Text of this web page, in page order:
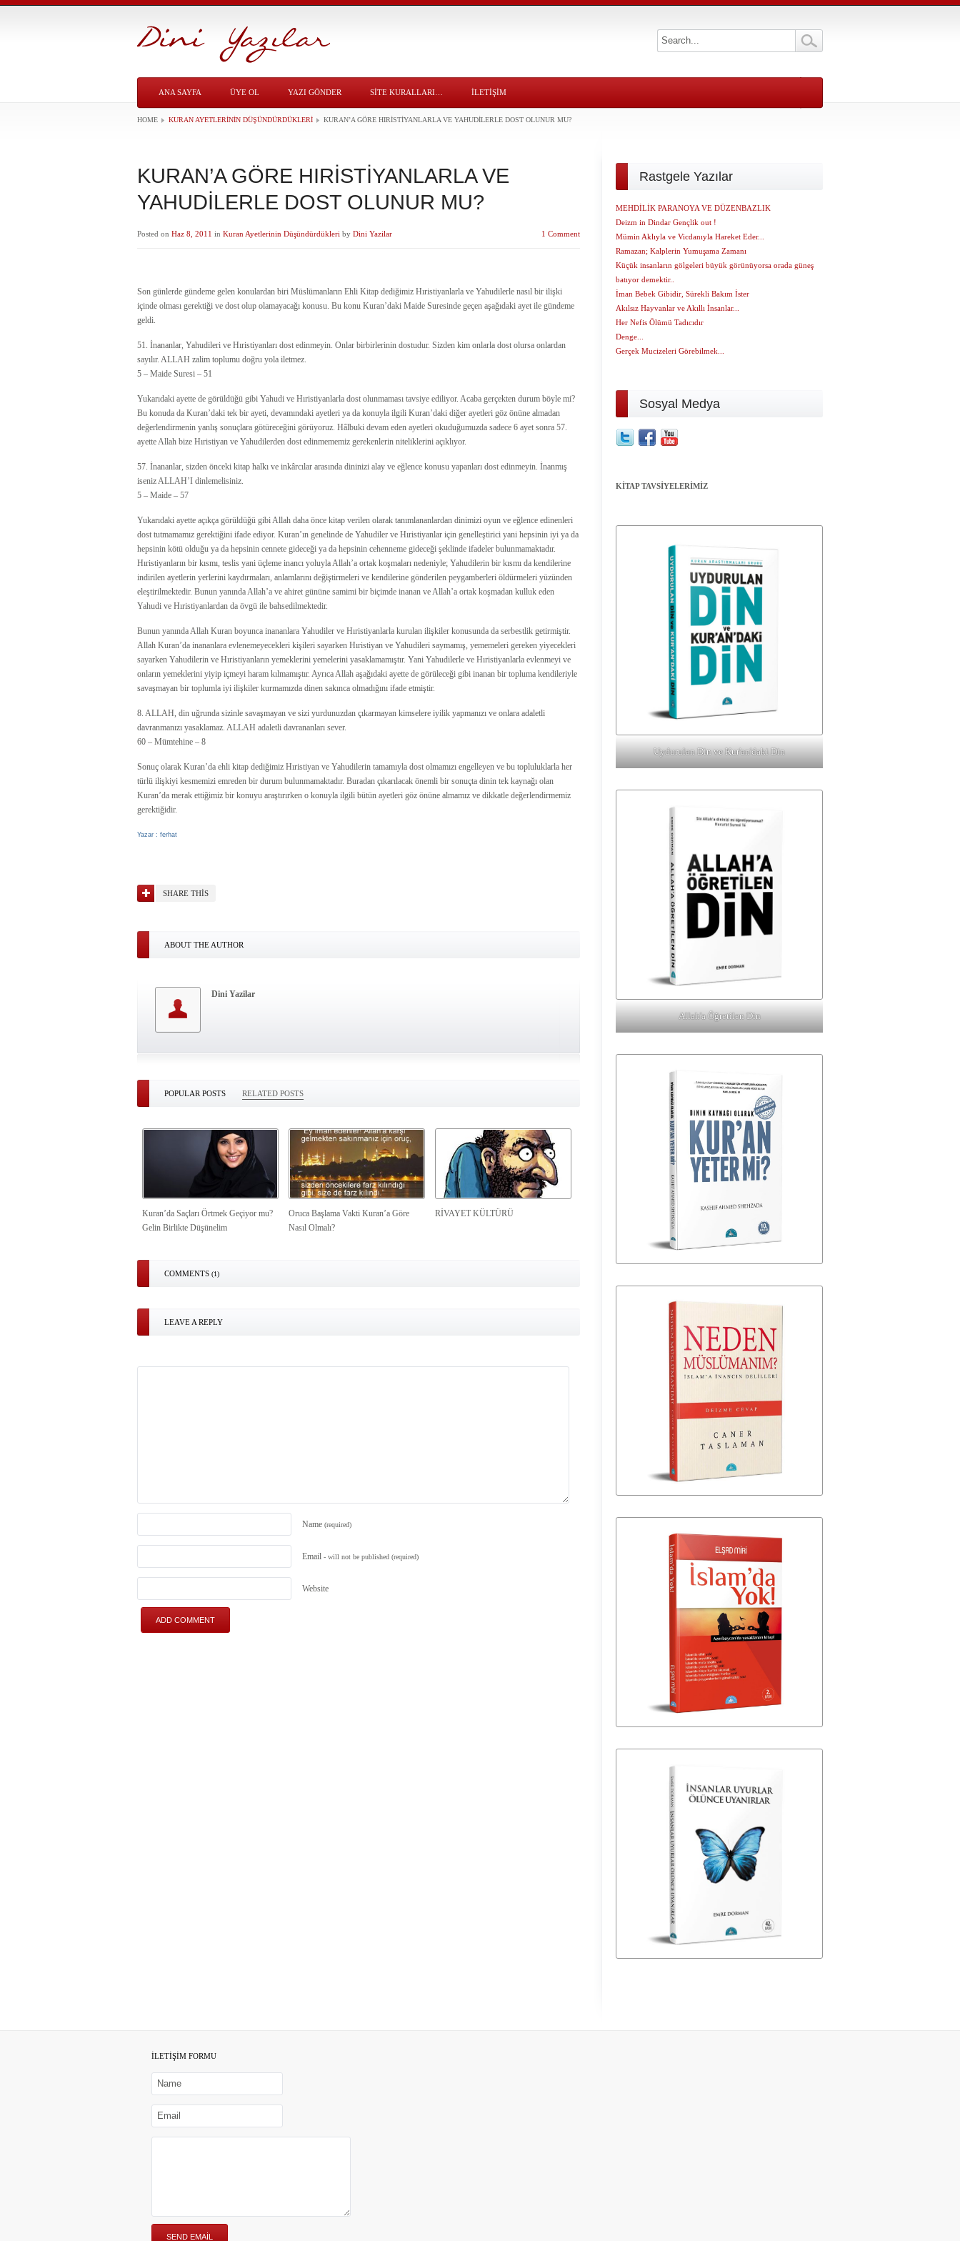
ANA SAYFA ÜYE OL YAZI GÖNDER SITE KURALLARI… İLETİŞİM
HOME KURAN AYETLERININ DÜŞÜNDÜRDÜKLERI KURAN’A GÖRE HIRİSTİYANLARLA VE YAHUDİLERLE DOST OLUNUR MU?
KURAN’A GÖRE HIRİSTİYANLARLA VE
YAHUDİLERLE DOST OLUNUR MU?
Posted on Haz 8, 2011 in Kuran Ayetlerinin Düşündürdükleri by Dini Yazilar 1 Comment
Son günlerde gündeme gelen konulardan biri Müslümanların Ehli Kitap dediğimiz Hıristiyanlarla ve Yahudilerle nasıl bir ilişki
içinde olması gerektiği ve dost olup olamayacağı konusu. Bu konu Kuran’daki Maide Suresinde geçen aşağıdaki ayet ile gündeme
geldi.
51. İnananlar, Yahudileri ve Hıristiyanları dost edinmeyin. Onlar birbirlerinin dostudur. Sizden kim onlarla dost olursa onlardan
sayılır. ALLAH zalim toplumu doğru yola iletmez.
5 – Maide Suresi – 51
Yukarıdaki ayette de görüldüğü gibi Yahudi ve Hıristiyanlarla dost olunmaması tavsiye ediliyor. Acaba gerçekten durum böyle mi?
Bu konuda da Kuran’daki tek bir ayeti, devamındaki ayetleri ya da konuyla ilgili Kuran’daki diğer ayetleri göz önüne almadan
değerlendirmenin yanlış sonuçlara götüreceğini görüyoruz. Hâlbuki devam eden ayetleri okuduğumuzda sadece 6 ayet sonra 57.
ayette Allah bize Hıristiyan ve Yahudilerden dost edinmememiz gerekenlerin niteliklerini açıklıyor.
57. İnananlar, sizden önceki kitap halkı ve inkârcılar arasında dininizi alay ve eğlence konusu yapanları dost edinmeyin. İnanmış
iseniz ALLAH’I dinlemelisiniz.
5 – Maide – 57
Yukarıdaki ayette açıkça görüldüğü gibi Allah daha önce kitap verilen olarak tanımlananlardan dinimizi oyun ve eğlence edinenleri
dost tutmamamız gerektiğini ifade ediyor. Kuran’ın genelinde de Yahudiler ve Hıristiyanlar için genelleştirici yani hepsinin iyi ya da
hepsinin kötü olduğu ya da hepsinin cennete gideceği ya da hepsinin cehenneme gideceği şeklinde ifadeler bulunmamaktadır.
Hıristiyanların bir kısmı, teslis yani üçleme inancı yoluyla Allah’a ortak koşmaları nedeniyle; Yahudilerin bir kısmı da kendilerine
indirilen ayetlerin yerlerini kaydırmaları, anlamlarını değiştirmeleri ve kendilerine gönderilen peygamberleri öldürmeleri yüzünden
eleştirilmektedir. Bunun yanında Allah’a ve ahiret gününe samimi bir biçimde inanan ve Allah’a ortak koşmadan kulluk eden
Yahudi ve Hıristiyanlardan da övgü ile bahsedilmektedir.
Bunun yanında Allah Kuran boyunca inananlara Yahudiler ve Hıristiyanlarla kurulan ilişkiler konusunda da serbestlik getirmiştir.
Allah Kuran’da inananlara evlenemeyecekleri kişileri sayarken Hıristiyan ve Yahudileri saymamış, yememeleri gereken yiyecekleri
sayarken Yahudilerin ve Hıristiyanların yemeklerini yemelerini yasaklamamıştır. Yani Yahudilerle ve Hıristiyanlarla evlenmeyi ve
onların yemeklerini yiyip içmeyi haram kılmamıştır. Ayrıca Allah aşağıdaki ayette de görüleceği gibi inanan bir topluma kendileriyle
savaşmayan bir toplumla iyi ilişkiler kurmamızda dinen sakınca olmadığını ifade etmiştir.
8. ALLAH, din uğrunda sizinle savaşmayan ve sizi yurdunuzdan çıkarmayan kimselere iyilik yapmanızı ve onlara adaletli
davranmanızı yasaklamaz. ALLAH adaletli davrananları sever.
60 – Mümtehine – 8
Sonuç olarak Kuran’da ehli kitap dediğimiz Hıristiyan ve Yahudilerin tamamıyla dost olmamızı engelleyen ve bu topluluklarla her
türlü ilişkiyi kesmemizi emreden bir durum bulunmamaktadır. Buradan çıkarılacak önemli bir sonuçta dinin tek kaynağı olan
Kuran’da merak ettiğimiz bir konuyu araştırırken o konuyla ilgili bütün ayetleri göz önüne almamız ve dikkatle değerlendirmemiz
gerektiğidir.
Yazar : ferhat
SHARE THIS
ABOUT THE AUTHOR
Dini Yazilar
POPULAR POSTS RELATED POSTS
Kuran’da Saçları Örtmek Geçiyor mu?
Gelin Birlikte Düşünelim
Oruca Başlama Vakti Kuran’a Göre
Nasıl Olmalı?
RİVAYET KÜLTÜRÜ
COMMENTS (1)
LEAVE A REPLY
Name (required)
Email - will not be published (required)
Website
Rastgele Yazılar
MEHDİLİK PARANOYA VE DÜZENBAZLIK
Deizm in Dindar Gençlik out !
Mümin Aklıyla ve Vicdanıyla Hareket Eder...
Ramazan; Kalplerin Yumuşama Zamanı
Küçük insanların gölgeleri büyük görünüyorsa orada güneş
batıyor demektir..
İman Bebek Gibidir, Sürekli Bakım İster
Akılsız Hayvanlar ve Akıllı İnsanlar...
Her Nefis Ölümü Tadıcıdır
Denge...
Gerçek Mucizeleri Görebilmek...
Sosyal Medya
KİTAP TAVSİYELERİMİZ
Uydurulan Din ve Kur'an'daki Din
Allah'a Öğretilen Din
İLETİŞİM FORMU